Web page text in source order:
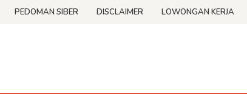
PEDOMAN SIBER DISCLAIMER LOWONGAN KERJA